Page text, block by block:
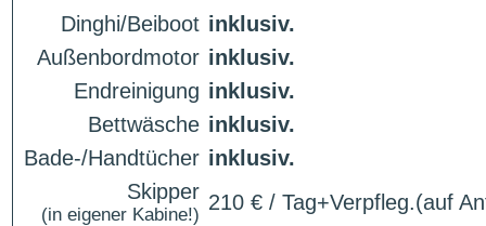
Dinghi/Beiboot inklusiv.
Außenbordmotor inklusiv.
Endreinigung inklusiv.
Bettwäsche inklusiv.
Bade-/Handtücher inklusiv.
Skipper
(in eigener Kabine!)
210 € / Tag+Verpfleg.(auf